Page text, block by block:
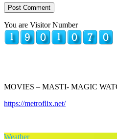
You are Visitor Number
MOVIES – MASTI- MAGIC
https://metroflix.net/
Weather